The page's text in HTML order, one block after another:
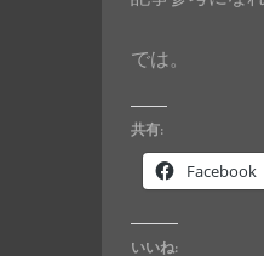
では。
共有:
Facebook
いいね: